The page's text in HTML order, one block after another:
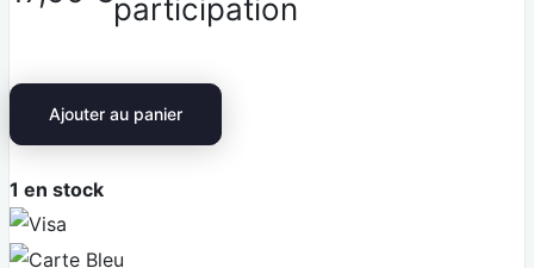
participation
Ajouter au panier
1 en stock
i